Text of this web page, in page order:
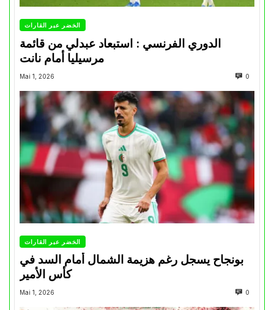
الخضر عبر القارات
الدوري الفرنسي : استبعاد عبدلي من قائمة
مرسيليا أمام نانت
Mai 1, 2026 0
الخضر عبر القارات
بونجاح يسجل رغم هزيمة الشمال أمام السد في
كأس الأمير
Mai 1, 2026 0